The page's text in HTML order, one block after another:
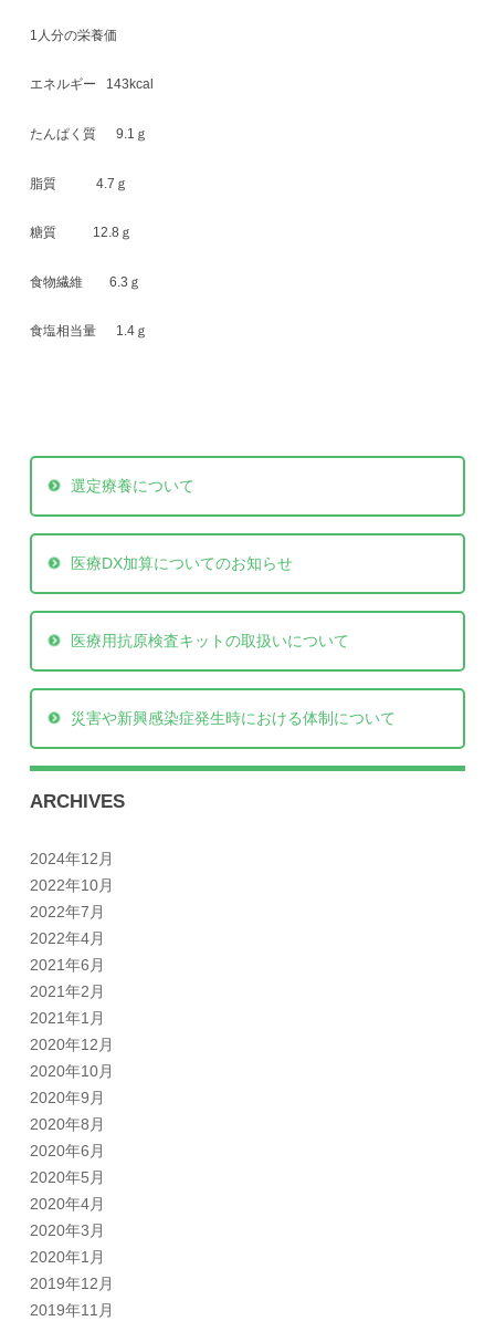
1人分の栄養価
エネルギー 143kcal
たんぱく質 9.1ｇ
脂質 4.7ｇ
糖質 12.8ｇ
食物繊維 6.3ｇ
食塩相当量 1.4ｇ
選定療養について
医療DX加算についてのお知らせ
医療用抗原検査キットの取扱いについて
災害や新興感染症発生時における体制について
ARCHIVES
2024年12月
2022年10月
2022年7月
2022年4月
2021年6月
2021年2月
2021年1月
2020年12月
2020年10月
2020年9月
2020年8月
2020年6月
2020年5月
2020年4月
2020年3月
2020年1月
2019年12月
2019年11月